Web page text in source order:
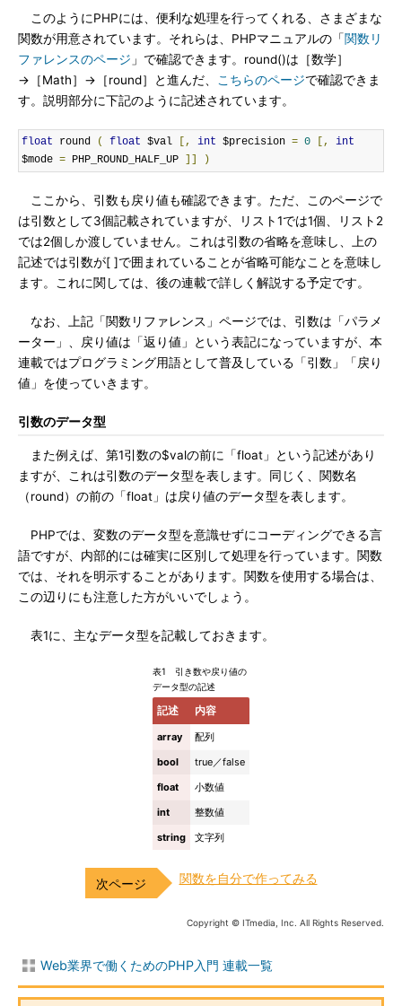
このようにPHPには、便利な処理を行ってくれる、さまざまな
関数が用意されています。それらは、PHPマニュアルの「関数リ
ファレンスのページ 」で確認できます。round()は［数学］
→［Math］→［round］と進んだ、
こちらのページで確認できま
す。説明部分に下記のように記述されています。
float round ( float $val [, int $precision = 0 [,
int
$mode = PHP_ROUND_HALF_UP )
ここから、引数も戻り値も確認できます。ただ、このページで
は引数として3個記載されていますが、リスト1では1個、リスト2
では2個しか渡していません。これは引数の省略を意味し、上の
記述では引数が[ ]で囲まれていることが省略可能なことを意味し
ます。これに関しては、後の連載で詳しく解説する予定です。
なお、上記「関数リファレンス」ページでは、引数は「パラメ
ーター」、戻り値は「返り値」という表記になっていますが、本
連載ではプログラミング用語として普及している「引数」「戻り
値」を使っていきます。
引数のデータ型
また例えば、第1引数の$valの前に「float」という記述があり
ますが、これは引数のデータ型を表します。同じく、関数名
（round）の前の「float」は戻り値のデータ型を表します。
PHPでは、変数のデータ型を意識せずにコーディングできる言
語ですが、内部的には確実に区別して処理を行っています。関数
では、それを明示することがあります。関数を使用する場合は、
この辺りにも注意した方がいいでしょう。
表1に、主なデータ型を記載しておきます。
表1 引き数や戻り値の
データ型の記述
記述 内容
array
配列
bool
true／false
float
小数値
int
整数値
string
文字列
関数を自分で作ってみる
Copyright © ITmedia, Inc. All Rights Reserved.
Web業界で働くためのPHP入門 連載一覧